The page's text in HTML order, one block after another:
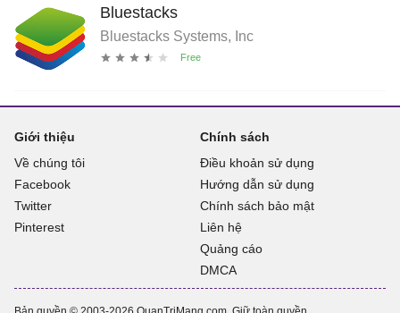
Bluestacks
Bluestacks Systems, Inc
Giới thiệu
Về chúng tôi
Facebook
Twitter
Pinterest
Chính sách
Điều khoản sử dụng
Hướng dẫn sử dụng
Chính sách bảo mật
Liên hệ
Quảng cáo
DMCA